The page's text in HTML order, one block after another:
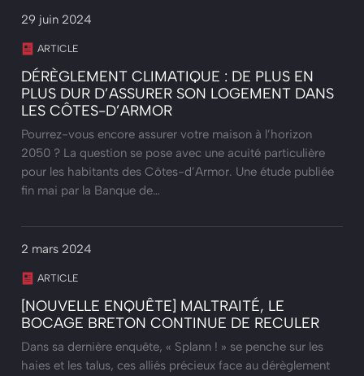
29 juin 2024
ARTICLE
DÉRÈGLEMENT CLIMATIQUE : DE PLUS EN
PLUS DUR D’ASSURER SON LOGEMENT DANS
LES CÔTES-D’ARMOR
Pourrez-vous encore assurer votre maison à l’horizon
2050 ? La question se pose avec une acuité particulière
pour les habitants des Côtes-d’Armor. Une étude publiée
fin mai par la Banque de…
2 mars 2024
ARTICLE
[NOUVELLE ENQUÊTE] MALTRAITÉ, LE
BOCAGE BRETON CONTINUE DE RECULER
Dans sa dernière enquête, « Splann ! » se penche sur les
haies et les talus, ces alliés précieux face au dérèglement